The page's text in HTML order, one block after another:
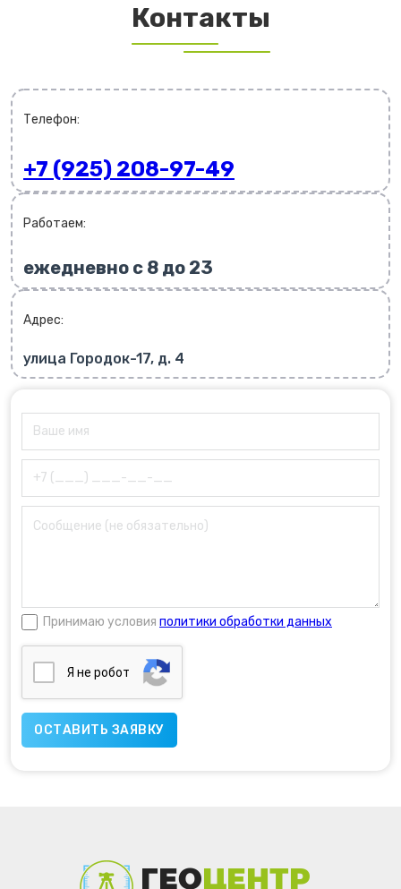
Контакты
Телефон:
+7 (925) 208-97-49
Работаем:
ежедневно с 8 до 23
Адрес:
улица Городок-17, д. 4
Принимаю условия политики обработки данных
Я нe poбoт